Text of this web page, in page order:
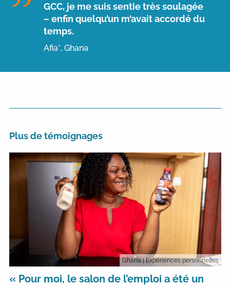
GCC, je me suis sentie très soulagée
– enfin quelqu’un m’avait accordé du
temps.
Afia*, Ghana
Plus de témoignages
Ghana| Expériences personnelles
« Pour moi, le salon de l’emploi a été un